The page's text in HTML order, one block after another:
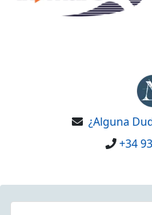
¿Alguna
+34